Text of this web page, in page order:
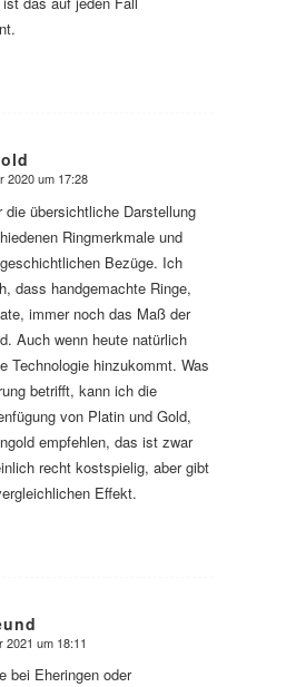
2020 um 17:28
die übersichtliche Darstellung
Ringmerkmale und
Bezüge. Ich
dass handgemachte Ringe,
immer noch das Maß der
Auch wenn heute natürlich
Technologie hinzukommt. Was
betrifft, kann ich die
von Platin und Gold,
empfehlen, das ist zwar
recht kostspielig, aber gibt
Effekt.
2021 um 18:11
bei Eheringen oder